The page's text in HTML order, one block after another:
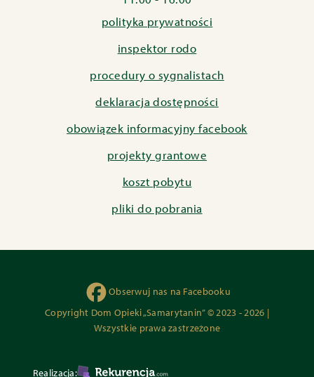
polityka prywatności
inspektor rodo
procedury o sygnalistach
deklaracja dostępności
obowiązek informacyjny facebook
projekty grantowe
koszt pobytu
pliki do pobrania
Obserwuj nas na Facebooku
Copyright Dom Opieki „Samarytanin” © 2023 - 2026 |
Wszystkie prawa zastrzeżone
Realizacja: